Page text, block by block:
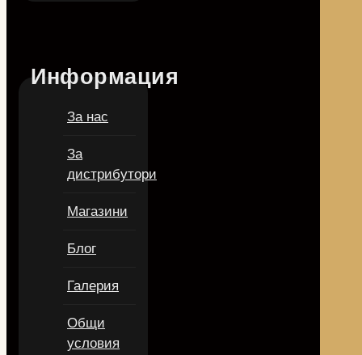
Информация
За нас
За
дистрибутори
Магазини
Блог
Галерия
Общи
условия